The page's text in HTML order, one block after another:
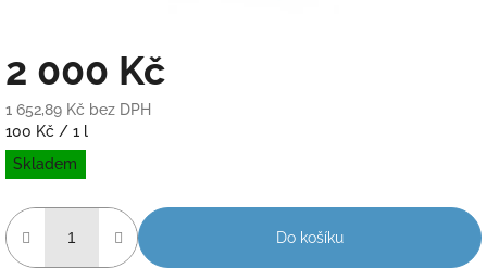
2 000 Kč
1 652,89 Kč bez DPH
Měrná
cena:
100 Kč / 1 l
Skladem
Do košíku